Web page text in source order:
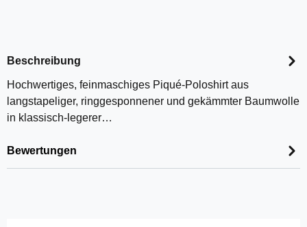
Beschreibung
Hochwertiges, feinmaschiges Piqué-Poloshirt aus
langstapeliger, ringgesponnener und gekämmter Baumwolle
in klassisch-legerer…
Bewertungen